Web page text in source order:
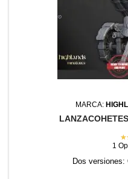
MARCA:
1
Dos versiones: